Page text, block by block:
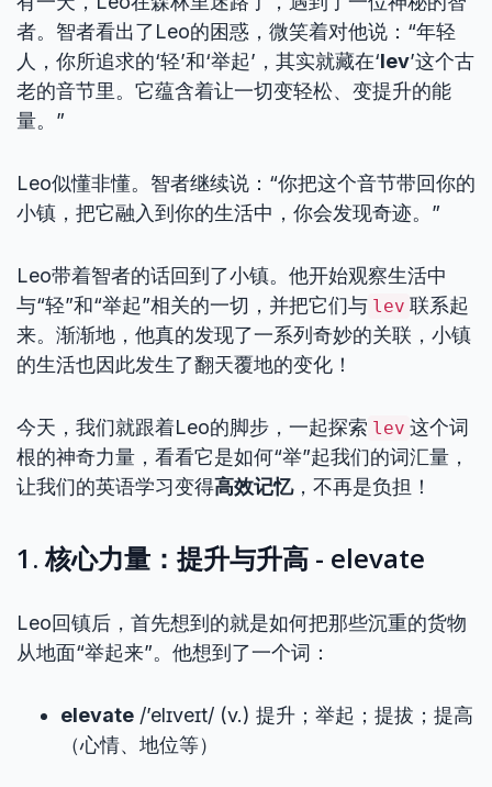
者。智者看出了Leo的困惑，微笑着对他说：“年轻
人，你所追求的‘轻’和‘举起’，其实就藏在‘lev’这个古
老的音节里。它蕴含着让一切变轻松、变提升的能
量。”
Leo似懂非懂。智者继续说：“你把这个音节带回你的
小镇，把它融入到你的生活中，你会发现奇迹。”
Leo带着智者的话回到了小镇。他开始观察生活中
与“轻”和“举起”相关的一切，并把它们与 lev 联系起
来。渐渐地，他真的发现了一系列奇妙的关联，小镇
的生活也因此发生了翻天覆地的变化！
今天，我们就跟着Leo的脚步，一起探索 lev 这个词
根的神奇力量，看看它是如何“举”起我们的词汇量，
让我们的英语学习变得高效记忆，不再是负担！
1. 核心力量：提升与升高 - elevate
Leo回镇后，首先想到的就是如何把那些沉重的货物
从地面“举起来”。他想到了一个词：
elevate /’elɪveɪt/ (v.) 提升；举起；提拔；提高
（心情、地位等）